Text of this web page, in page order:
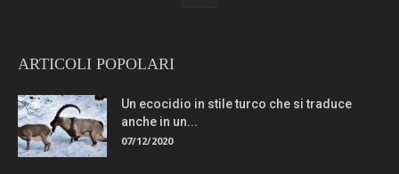
ARTICOLI POPOLARI
Un ecocidio in stile turco che si traduce
anche in un...
07/12/2020